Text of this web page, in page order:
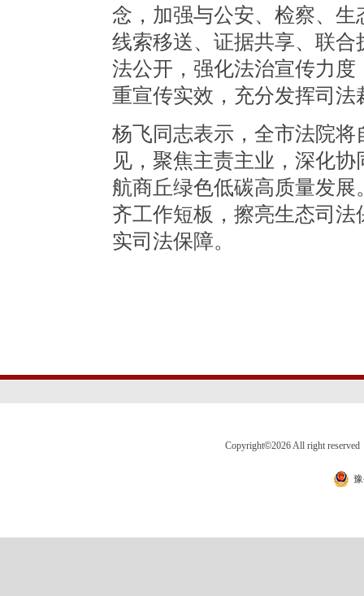
念，加强与公安、检察、
线索移送、证据共享、联
法公开，强化法治宣传力
重宣传实效，充分发挥司
杨飞同志表示，全市法院
见，聚焦主责主业，深化
航商丘绿色低碳高质量发
齐工作短板，擦亮生态司
实司法保障。
Copyright©2026 All right